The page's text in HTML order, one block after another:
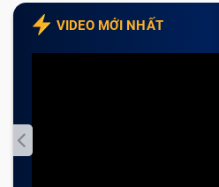
VIDEO MỚI NHẤT